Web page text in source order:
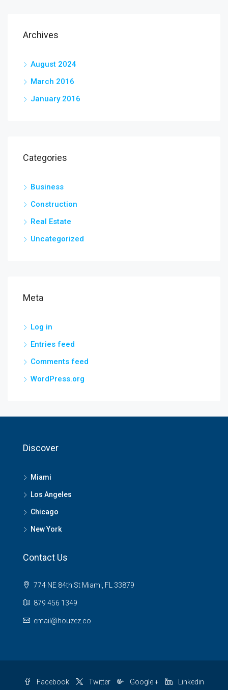
Archives
August 2024
March 2016
January 2016
Categories
Business
Construction
Real Estate
Uncategorized
Meta
Log in
Entries feed
Comments feed
WordPress.org
Discover
Miami
Los Angeles
Chicago
New York
Contact Us
774 NE 84th St Miami, FL 33879
879 456 1349
email@houzez.co
Facebook Twitter Google + Linkedin